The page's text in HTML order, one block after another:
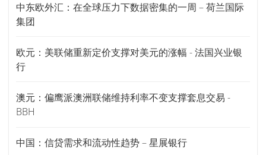
中东欧外汇：在全球压力下数据密集的一周 – 荷兰国际
集团
欧元：美联储重新定价支撑对美元的涨幅 - 法国兴业银
行
澳元：偏鹰派澳洲联储维持利率不变支撑套息交易 -
BBH
中国：信贷需求和流动性趋势 – 星展银行